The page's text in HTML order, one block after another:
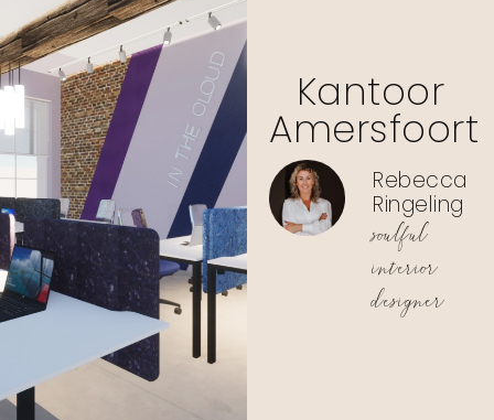
Kantoor
Amersfoort
Rebecca
Ringeling
soulful
interior
designer